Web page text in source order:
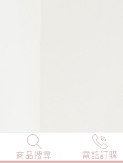
商品搜尋 電話訂購
NEW 店長精選